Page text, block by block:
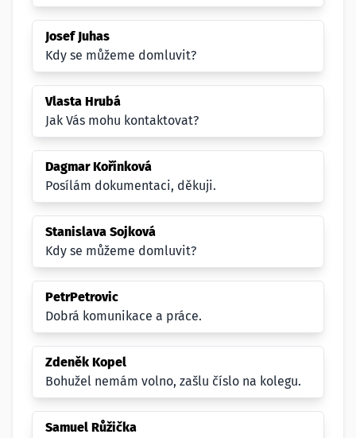
Josef Juhas
Kdy se můžeme domluvit?
Vlasta Hrubá
Jak Vás mohu kontaktovat?
Dagmar Kořínková
Posílám dokumentaci, děkuji.
Stanislava Sojková
Kdy se můžeme domluvit?
PetrPetrovic
Dobrá komunikace a práce.
Zdeněk Kopel
Bohužel nemám volno, zašlu číslo na kolegu.
Samuel Růžička